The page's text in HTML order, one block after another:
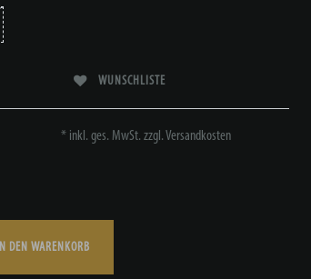
WUNSCHLISTE
* inkl. ges. MwSt. zzgl.Versandkosten
IN DEN WARENKORB